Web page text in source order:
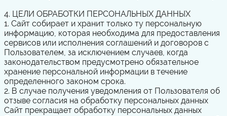
4. ЦЕЛИ ОБРАБОТКИ ПЕРСОНАЛЬНЫХ ДАННЫХ
1. Сайт собирает и хранит только ту персональную
информацию, которая необходима для предоставления
сервисов или исполнения соглашений и договоров с
Пользователем, за исключением случаев, когда
законодательством предусмотрено обязательное
хранение персональной информации в течение
определенного законом срока.
2. В случае получения уведомления от Пользователя об
отзыве согласия на обработку персональных данных
Сайт прекращает обработку персональных данных